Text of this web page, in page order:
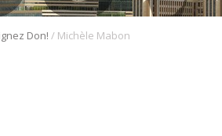
Don! / Michèle Mabon